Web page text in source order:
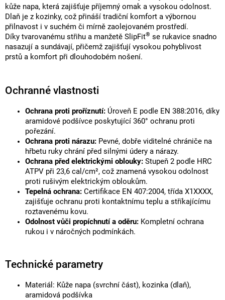
kůže napa, která zajišťuje příjemný omak a vysokou odolnost.
Dlaň je z kozinky, což přináší tradiční komfort a výbornou
přilnavost i v suchém či mírně zaolejovaném prostředí.
Díky tvarovanému střihu a manžetě SlipFit® se rukavice snadno
nasazují a sundávají, přičemž zajišťují vysokou pohyblivost
prstů a komfort při dlouhodobém nošení.
Ochranné vlastnosti
Ochrana proti proříznutí: Úroveň E podle EN 388:2016, díky
aramidové podšívce poskytující 360° ochranu proti
pořezání.
Ochrana proti nárazu: Pevné, dobře viditelné chrániče na
hřbetu ruky chrání před silnými údery a nárazy.
Ochrana před elektrickými oblouky: Stupeň 2 podle HRC
ATPV při 23,6 cal/cm², což znamená vysokou odolnost
proti rušivým elektrickým obloukům.
Tepelná ochrana: Certifikace EN 407:2004, třída X1XXXX,
zajišťuje ochranu proti kontaktnímu teplu a stříkajícímu
roztavenému kovu.
Odolnost vůči propíchnutí a oděru: Kompletní ochrana
rukou i v náročných podmínkách.
Technické parametry
Materiál: Kůže napa (svrchní část), kozinka (dlaň),
aramidová podšívka